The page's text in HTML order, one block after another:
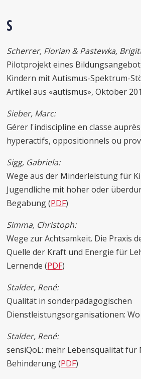
S
Scherrer, Florian & Pastewka,
Pilotprojekt eines
Kindern mit Autismus-Spektrum-
Artikel aus «autismus», Oktober
Sieber, Marc:
Gérer l'indiscipline en classe
hyperactifs, oppositionnels ou
Sigg, Gabriela:
Wege aus der Minderleistung für
Jugendliche mit hoher oder
Begabung (PDF)
Simma, Christoph:
Wege zur Achtsamkeit. Die Praxis
Quelle der Kraft und Energie für
Lernende (PDF)
Stalder, René:
Qualität in sonderpädagogischen
Dienstleistungsorganisationen:
Stalder, René:
sensiQoL: mehr Lebensqualität für
Behinderung (PDF)